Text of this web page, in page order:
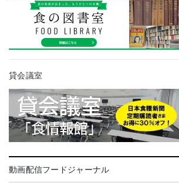
貸会議室
動画配信フードジャーナル